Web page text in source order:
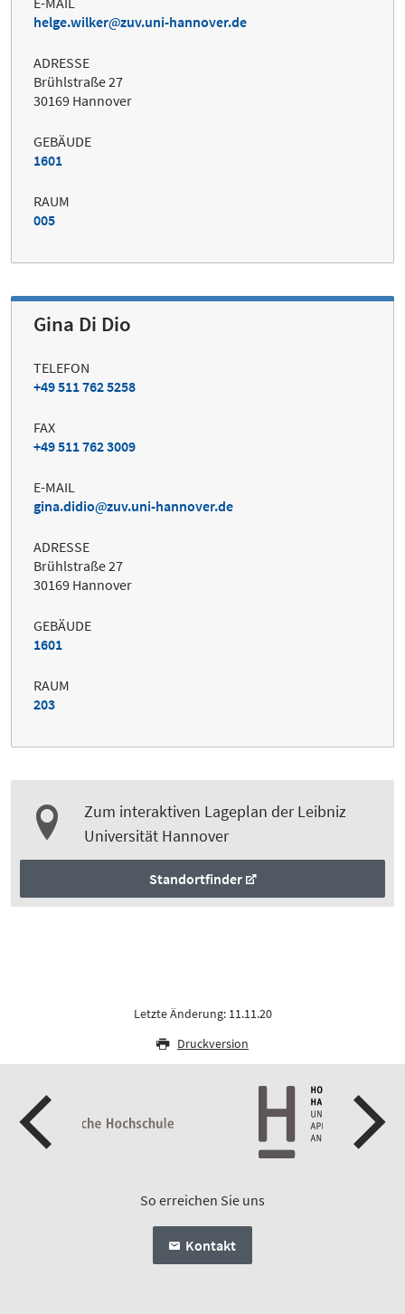
helge.wilker
zuv.uni-hannover.de
ADRESSE
Brühlstraße 27
30169 Hannover
GEBÄUDE
1601
RAUM
005
Gina Di Dio
TELEFON
+49 511 762 5258
FAX
+49 511 762 3009
E-MAIL
gina.didio
zuv.uni-hannover.de
ADRESSE
Brühlstraße 27
30169 Hannover
GEBÄUDE
1601
RAUM
203
Zum interaktiven Lageplan der Leibniz
Universität Hannover
Standortfinder
Letzte Änderung: 11.11.20
Druckversion
So erreichen Sie uns
Kontakt